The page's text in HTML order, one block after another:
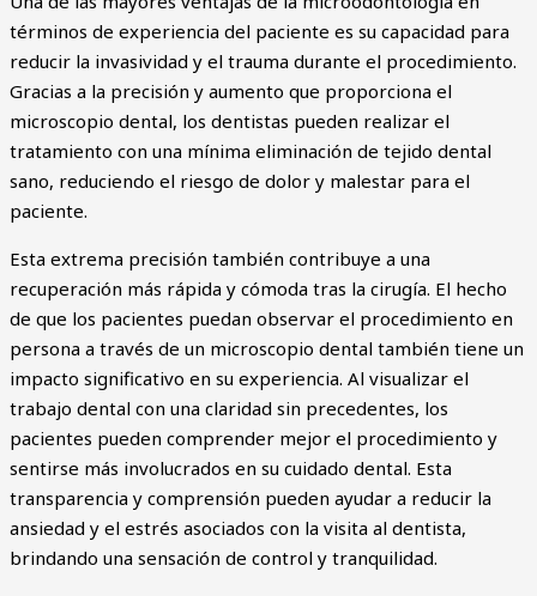
términos de experiencia del paciente es su capacidad para
reducir la invasividad y el trauma durante el procedimiento.
Gracias a la precisión y aumento que proporciona el
microscopio dental, los dentistas pueden realizar el
tratamiento con una mínima eliminación de tejido dental
sano, reduciendo el riesgo de dolor y malestar para el
paciente.
Esta extrema precisión también contribuye a una
recuperación más rápida y cómoda tras la cirugía. El hecho
de que los pacientes puedan observar el procedimiento en
persona a través de un microscopio dental también tiene un
impacto significativo en su experiencia. Al visualizar el
trabajo dental con una claridad sin precedentes, los
pacientes pueden comprender mejor el procedimiento y
sentirse más involucrados en su cuidado dental. Esta
transparencia y comprensión pueden ayudar a reducir la
ansiedad y el estrés asociados con la visita al dentista,
brindando una sensación de control y tranquilidad.